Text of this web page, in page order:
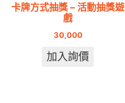
卡牌方式抽獎 – 活動抽獎遊
戲
30,000
加入詢價